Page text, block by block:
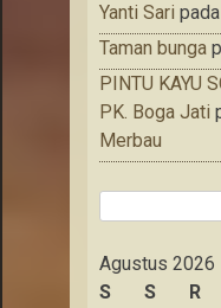
Yanti Sari pada
Taman bunga
PINTU KAYU
PK. Boga Jati
Merbau
Agustus 2026
S
S R